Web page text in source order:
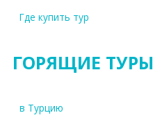
Где купить тур
ГОРЯЩИЕ ТУРЫ
в Турцию